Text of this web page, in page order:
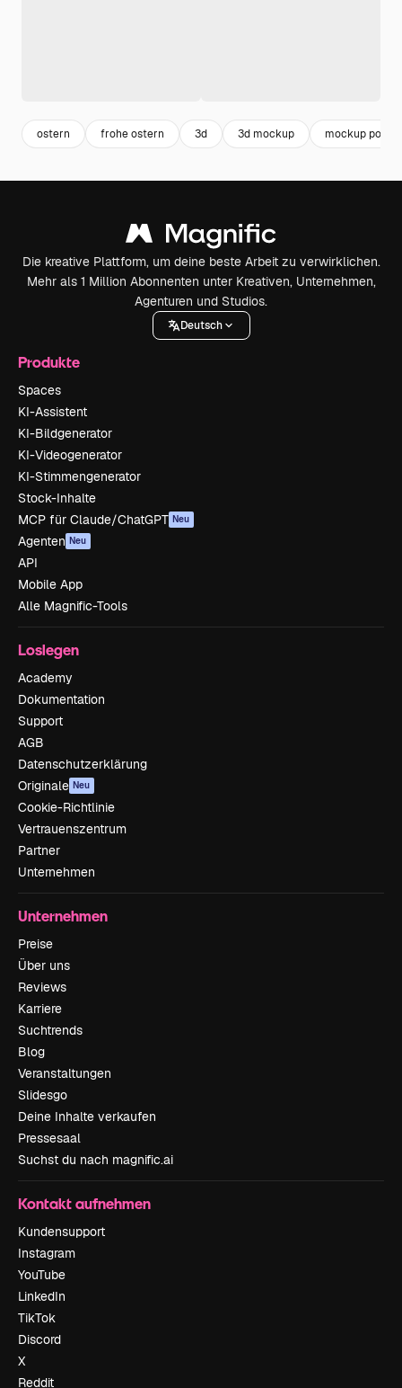
ostern frohe ostern 3d 3d mockup mockup poster
Die kreative Plattform, um deine beste Arbeit zu verwirklichen.
Mehr als 1 Million Abonnenten unter Kreativen, Unternehmen,
Agenturen und Studios.
Deutsch
Produkte
Spaces
KI-Assistent
KI-Bildgenerator
KI-Videogenerator
KI-Stimmengenerator
Stock-Inhalte
MCP für Claude/ChatGPT Neu
Agenten Neu
API
Mobile App
Alle Magnific-Tools
Loslegen
Academy
Dokumentation
Support
AGB
Datenschutzerklärung
Originale Neu
Cookie-Richtlinie
Vertrauenszentrum
Partner
Unternehmen
Unternehmen
Preise
Über uns
Reviews
Karriere
Suchtrends
Blog
Veranstaltungen
Slidesgo
Deine Inhalte verkaufen
Pressesaal
Suchst du nach magnific.ai
Kontakt aufnehmen
Kundensupport
Instagram
YouTube
LinkedIn
TikTok
Discord
X
Reddit